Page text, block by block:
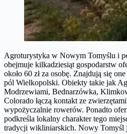
Agroturystyka w Nowym Tomyślu i
obejmuje kilkadziesiąt gospodarstw
około 60 zł za osobę. Znajdują się
pól Wielkopolski. Obiekty takie jak
Modrzewiami, Bednarzówka,
Colorado łączą kontakt ze
wypożyczalnie rowerów. Ponadto
podkreśla lokalny charakter tego
tradycji wikliniarskich. Nowy Tomyśl